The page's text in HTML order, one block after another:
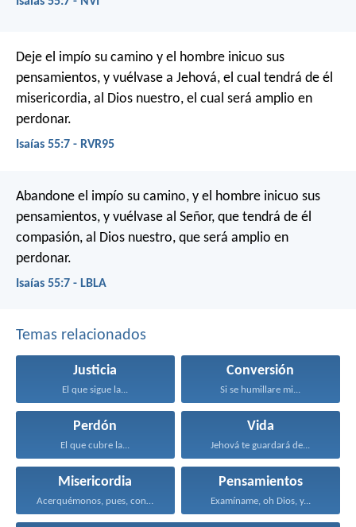
Deje el impío su camino y el hombre inicuo sus
pensamientos, y vuélvase a Jehová, el cual tendrá de él
misericordia, al Dios nuestro, el cual será amplio en
perdonar.
Isaías 55:7 - RVR95
Abandone el impío su camino, y el hombre inicuo sus
pensamientos, y vuélvase al Señor, que tendrá de él
compasión, al Dios nuestro, que será amplio en
perdonar.
Isaías 55:7 - LBLA
Temas relacionados
Justicia
El que sigue la...
Conversión
Si se humillare mi...
Perdón
El que cubre la...
Vida
Jehová te guardará de...
Misericordia
Acerquémonos, pues, confiadamente al...
Pensamientos
Examíname, oh Dios, y...